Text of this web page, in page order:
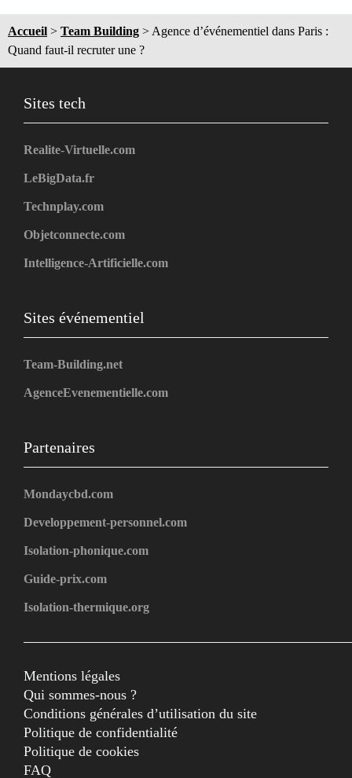
Accueil > Team Building > Agence d’événementiel dans Paris :
Quand faut-il recruter une ?
Sites tech
Realite-Virtuelle.com
LeBigData.fr
Technplay.com
Objetconnecte.com
Intelligence-Artificielle.com
Sites événementiel
Team-Building.net
AgenceEvenementielle.com
Partenaires
Mondaycbd.com
Developpement-personnel.com
Isolation-phonique.com
Guide-prix.com
Isolation-thermique.org
Mentions légales
Qui sommes-nous ?
Conditions générales d’utilisation du site
Politique de confidentialité
Politique de cookies
FAQ